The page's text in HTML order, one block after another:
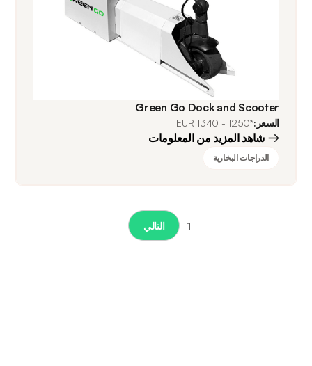
Green Go Dock and Scooter
السعر:*1250 - 1340 EUR
شاهد المزيد من المعلومات
الدراجات البخارية
1 التالي